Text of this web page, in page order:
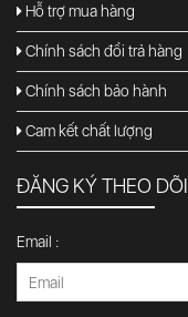
Hỗ trợ mua hàng
Chính sách đổi trả hàng
Chính sách bảo hành
Cam kết chất lượng
ĐĂNG KÝ THEO DÕI
Email :